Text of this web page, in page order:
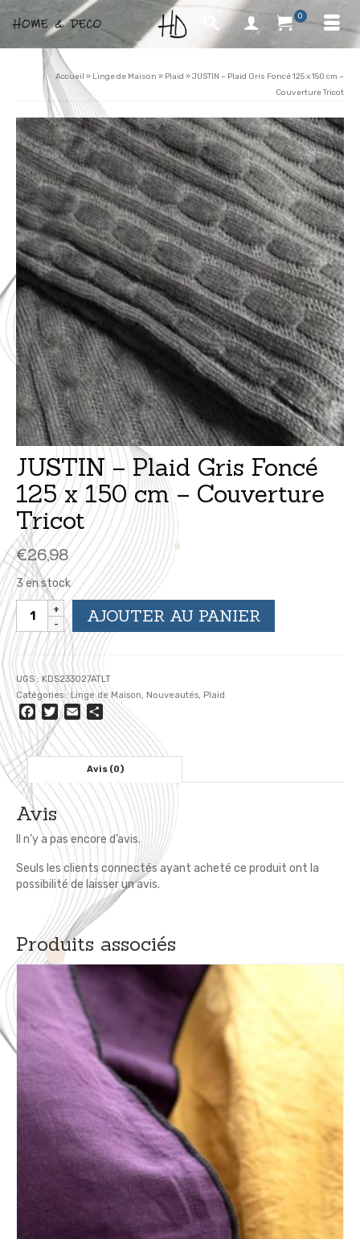
0
Accueil » Linge de Maison » Plaid »JUSTIN – Plaid Gris Foncé 125 x 150 cm –
Couverture Tricot
JUSTIN – Plaid Gris Foncé
125 x 150 cm – Couverture
Tricot
€26,98
3 en stock
quantité
JUSTIN
-
Plaid
Gris
Foncé
125
x
150
cm
-
Couverture
Tricot
AJOUTER AU PANIER
UGS :KDS233027ATLT
Catégories :Linge de Maison, Nouveautés, Plaid
Facebook
Twitter
EmailPartager
Avis (0)
Avis
Il n’y a pas encore d’avis.
Seuls les clients connectés ayant acheté ce produit ont la
possibilité de laisser un avis.
Produits associés